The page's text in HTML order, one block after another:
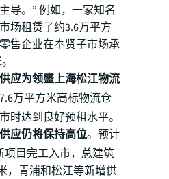
导。” 例如，一家知名
场租赁了约3.6万平方
售企业在奉贤子市场承
应为领盛上海松江物流
万平方米高标物流仓
时达到良好预租水平。
应仍将保持高位。预计
项目完工入市，总建筑
，青浦和松江等新增供